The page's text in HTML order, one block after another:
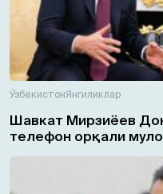
ЎзбекистонЯнгиликлар
Шавкат Мирзиёев
телефон орқали